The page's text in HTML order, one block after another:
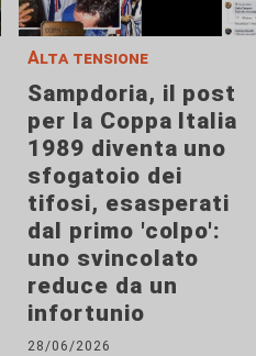
Alta tensione
Sampdoria, il post
per la Coppa Italia
1989 diventa uno
sfogatoio dei
tifosi, esasperati
dal primo 'colpo':
uno svincolato
reduce da un
infortunio
28/06/2026